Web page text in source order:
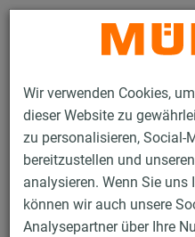
Wir verwenden Cookies,
dieser Website zu
zu personalisieren, Social-
bereitzustellen und
analysieren. Wenn Sie uns
können wir auch unsere
Analysepartner über Ihre
Produkte Befestigungstechnik
Rohrschellen mit